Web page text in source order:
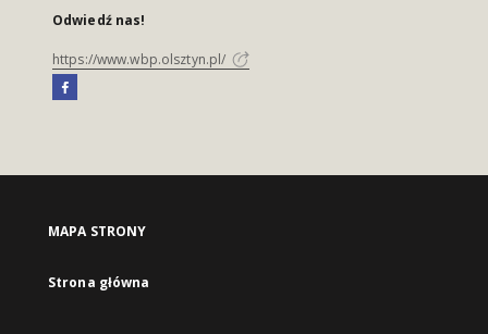
Odwiedź nas!
https://www.wbp.olsztyn.pl/
MAPA STRONY
Strona główna